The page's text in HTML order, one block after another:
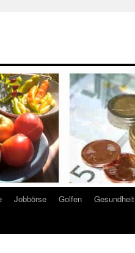
Jobbörse Golfen Gesundheit